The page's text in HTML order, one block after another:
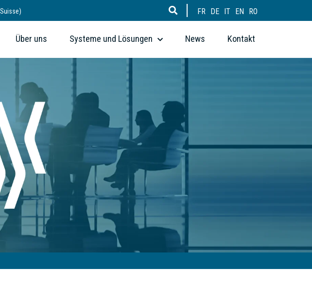
FR DE IT EN RO
Über uns Systeme und Lösungen News Kontakt